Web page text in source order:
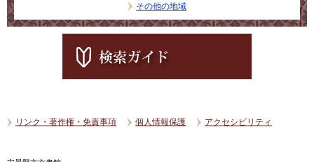
その他の地域
リンク・著作権・免責事項 個人情報保護 アクセシビリティ